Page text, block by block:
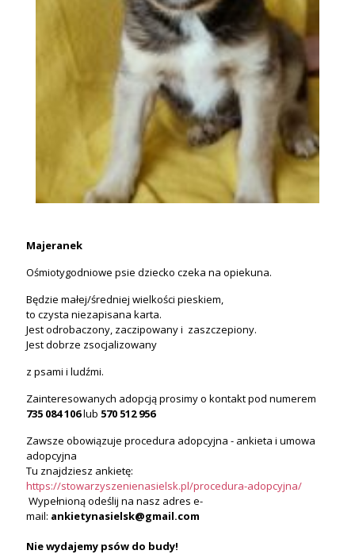
Majeranek
Ośmiotygodniowe psie dziecko czeka na opiekuna.
Będzie małej/średniej wielkości pieskiem,
to czysta niezapisana karta.
Jest odrobaczony, zaczipowany i zaszczepiony.
Jest dobrze zsocjalizowany
z psami i ludźmi.
Zainteresowanych adopcją prosimy o kontakt pod numerem
735 084 106lub 570 512 956
Zawsze obowiązuje procedura adopcyjna - ankieta i umowa
adopcyjna
Tu znajdziesz ankietę:
https://stowarzyszenienasielsk.pl/procedura-adopcyjna/
Wypełnioną odeślij na nasz adres e-
mail: ankietynasielsk@gmail.com
Nie wydajemy psów do budy!